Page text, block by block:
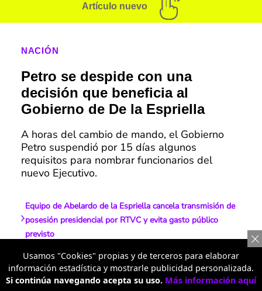
Artículo nuevo
NACIÓN
Petro se despide con una
decisión que beneficia al
Gobierno de De la Espriella
A horas del cambio de mando, el Gobierno
Petro suspendió por 15 días algunos
requisitos para nombrar funcionarios del
nuevo Ejecutivo.
Equipo de Abelardo de la Espriella cancela transmisión de
posesión presidencial por RTVC y evita gasto público
previsto
Gobierno emite decreto que suspende requisitos para
nombrar altos funcionarios antes de la posesión de
Abelardo de la Espriella
Usamos "Cookies" propias y de terceros para elaborar
información estadística y mostrarle publicidad personalizada.
Si continúa navegando acepta su uso. Más información aquí